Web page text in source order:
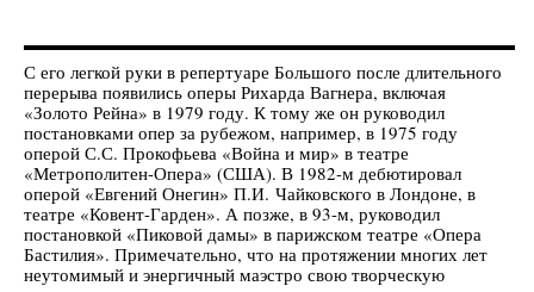
С его легкой руки в репертуаре Большого после длительного
перерыва появились оперы Рихарда Вагнера, включая
«Золото Рейна» в 1979 году. К тому же он руководил
постановками опер за рубежом, например, в 1975 году
оперой С.С. Прокофьева «Война и мир» в театре
«Метрополитен-Опера» (США). В 1982-м дебютировал
оперой «Евгений Онегин» П.И. Чайковского в Лондоне, в
театре «Ковент-Гарден». А позже, в 93-м, руководил
постановкой «Пиковой дамы» в парижском театре «Опера
Бастилия». Примечательно, что на протяжении многих лет
неутомимый и энергичный маэстро свою творческую